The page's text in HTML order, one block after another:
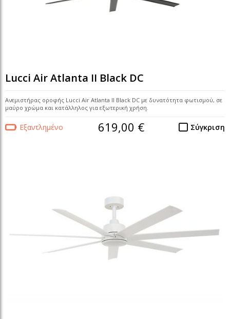
Lucci Air Atlanta II Black DC
Ανεμιστήρας οροφής Lucci Air Atlanta II Black DC με δυνατότητα φωτισμού, σε
μαύρο χρώμα και κατάλληλος για εξωτερική χρήση.
Εξαντλημένο Σύγκριση
619,00 €